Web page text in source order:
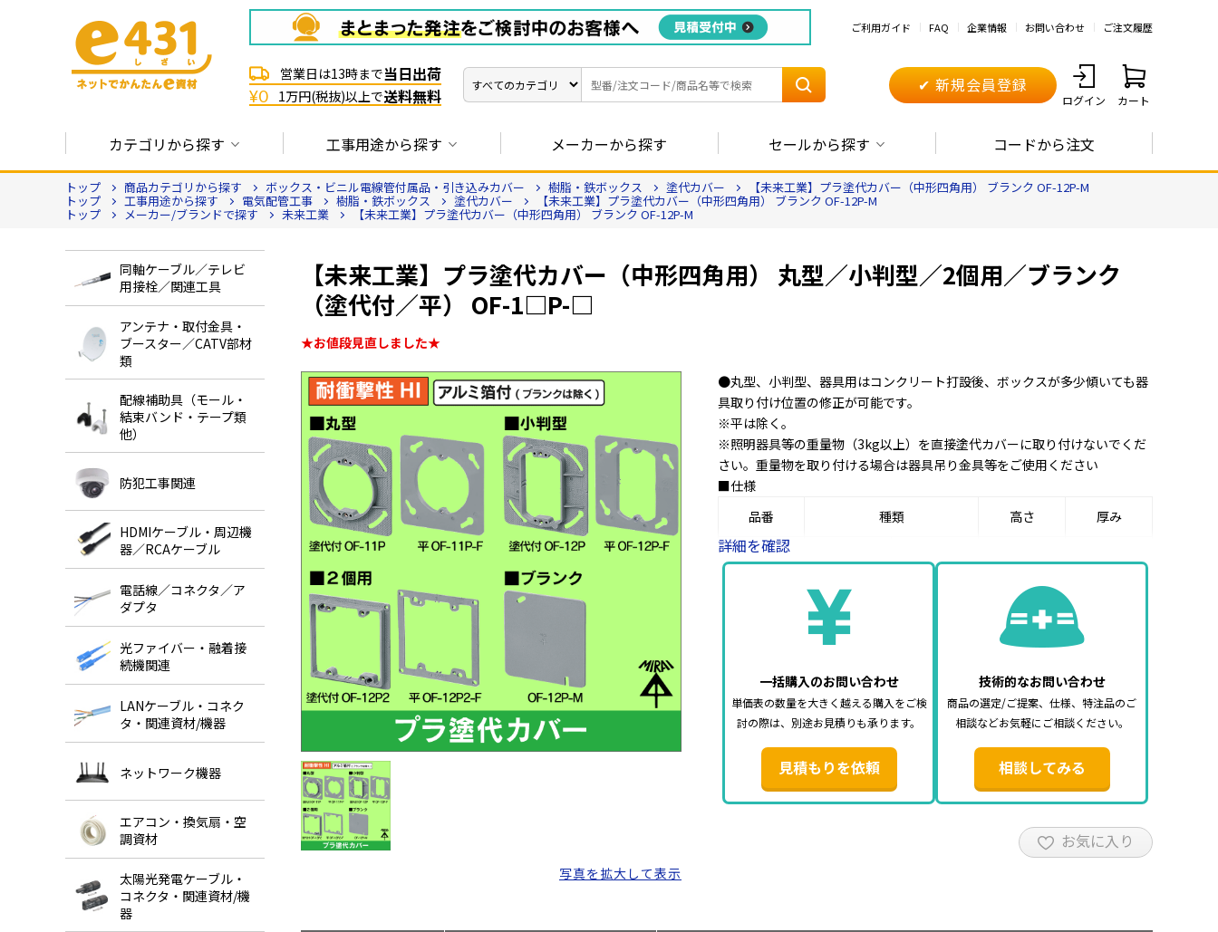
ご利用ガイド FAQ 企業情報 お問い合わせ ご注文履歴
営業日は13時まで当日出荷
¥0 1万円(税抜)以上で送料無料
✔ 新規会員登録
ログイン カート
カテゴリから探す 工事用途から探す メーカーから探す セールから探す コードから注文
トップ 商品カテゴリから探す ボックス・ビニル電線管付属品・引き込みカバー 樹脂・鉄ボックス 塗代カバー 【未来工業】プラ塗代カバー（中形四角用） ブランク OF-12P-M
トップ 工事用途から探す 電気配管工事 樹脂・鉄ボックス 塗代カバー 【未来工業】プラ塗代カバー（中形四角用） ブランク OF-12P-M
トップ メーカー/ブランドで探す 未来工業 【未来工業】プラ塗代カバー（中形四角用） ブランク OF-12P-M
同軸ケーブル／テレビ
用接栓／関連工具
アンテナ・取付金具・
ブースター／CATV部材
類
配線補助具（モール・
結束バンド・テープ類
他）
防犯工事関連
HDMIケーブル・周辺機
器／RCAケーブル
電話線／コネクタ／ア
ダプタ
光ファイバー・融着接
続機関連
LANケーブル・コネク
タ・関連資材/機器
ネットワーク機器
エアコン・換気扇・空
調資材
太陽光発電ケーブル・
コネクタ・関連資材/機
器
【未来工業】プラ塗代カバー（中形四角用） 丸型／小判型／2個用／ブランク
（塗代付／平） OF-1□P-□
★お値段見直しました★
●丸型、小判型、器具用はコンクリート打設後、ボックスが多少傾いても器
具取り付け位置の修正が可能です。
※平は除く。
※照明器具等の重量物（3kg以上）を直接塗代カバーに取り付けないでくだ
さい。重量物を取り付ける場合は器具吊り金具等をご使用ください
■仕様
品番
種類 高さ 厚み
OF-11P
8mm
13mm
OF-12P-F 8mm 2.5mm
OF-12P2
13mm 2.5mm
OF-12P2-F 3mm
OF-12P-M ブランク 平 - 3.1mm
※丸型（塗代付）は一部アップコンセントにより取り付かないものがありま
詳細を確認
一括購入のお問い合わせ
単価表の数量を大きく越える購入をご検
討の際は、別途お見積りも承ります。
見積もりを依頼
技術的なお問い合わせ
商品の選定/ご提案、仕様、特注品のご
相談などお気軽にご相談ください。
相談してみる
お気に入り
写真を拡大して表示